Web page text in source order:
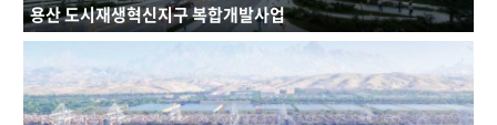
용산 도시재생혁신지구 복합개발사업